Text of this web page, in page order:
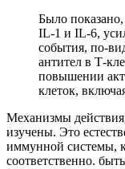
Было
IL-1 и IL-6,
события, по-
антител в Т-
повышении
клеток,
Механизмы
изучены. Это
иммунной системы,
соответственно.